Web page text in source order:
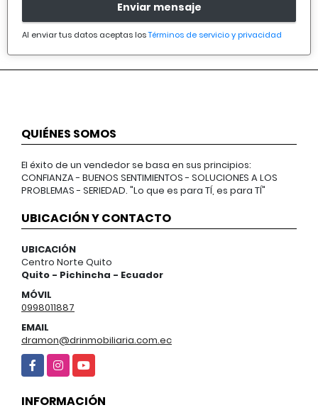
Enviar mensaje
Al enviar tus datos aceptas losTérminos de servicio y privacidad
QUIÉNES SOMOS
El éxito de un vendedor se basa en sus principios:
CONFIANZA - BUENOS SENTIMIENTOS - SOLUCIONES A LOS
PROBLEMAS - SERIEDAD. "Lo que es para TÍ, es para TÍ"
UBICACIÓN Y CONTACTO
UBICACIÓN
Centro Norte Quito
Quito - Pichincha - Ecuador
MÓVIL
0998011887
EMAIL
dramon@drinmobiliaria.com.ec
FacebookInstagram
YouTube
INFORMACIÓN